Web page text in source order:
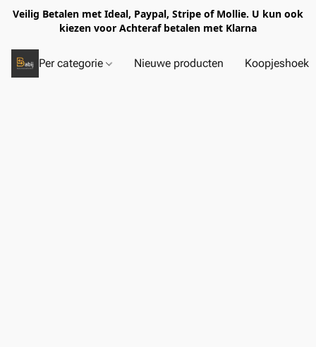
Veilig Betalen met Ideal, Paypal, Stripe of Mollie. U kun ook
kiezen voor Achteraf betalen met Klarna
Per categorie Nieuwe producten Koopjeshoek